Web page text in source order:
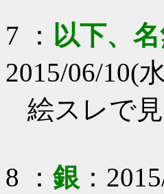
7 ： 以下、
2015/06/10(
絵スレで
8 ：銀 ：